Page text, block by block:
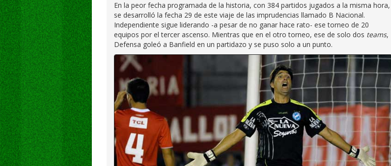
En la peor fecha programada de la historia, con 384 partidos jugados a la misma hora,
se desarrolló la fecha 29 de este viaje de las imprudencias llamado B Nacional.
Independiente sigue liderando -a pesar de no ganar hace rato- ese torneo de 20
equipos por el tercer ascenso. Mientras que en el otro torneo, ese de solo dos teams,
Defensa goleó a Banfield en un partidazo y se puso solo a un punto.